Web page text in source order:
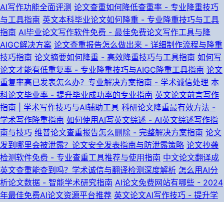
AI写作功能全面评测 论文查重如何降低查重率 - 专业降重技巧
与工具指南 英文本科毕业论文如何降重 - 专业降重技巧与工具
指南 AI毕业论文写作软件免费 - 最佳免费论文写作工具与降
AIGC解决方案 论文查重报告怎么做出来 - 详细制作流程与降重
技巧指南 论文摘要如何降重 - 高效降重技巧与工具指南 如何写
论文才能有低重复率 - 专业降重技巧与AIGC降重工具指南 论文
重复率高已发表怎么办？专业解决方案指南 - 学术诚信处理 本
科论文毕业率 - 提升毕业成功率的专业指南 英文论文前言写作
指南 | 学术写作技巧与AI辅助工具 科研论文降重最有效方法 -
学术写作降重指南 如何使用AI写英文综述 - AI英文综述写作指
南与技巧 维普论文查重报告怎么删除 - 完整解决方案指南 论文
发到哪里会被泄露？论文安全发表指南与防泄露策略 论文抄袭
检测软件免费 - 专业查重工具推荐与使用指南 中文论文翻译成
英文查重能查到吗？学术诚信与翻译检测深度解析 怎么用AI分
析论文数据 - 智能学术研究指南 AI论文免费网站有哪些 - 2024
年最佳免费AI论文资源平台推荐 英文论文AI写作技巧 - 提升学